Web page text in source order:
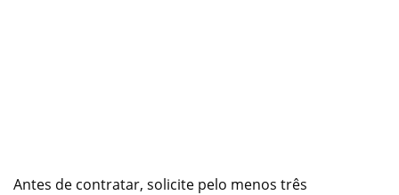
Antes de contratar, solicite pelo menos três